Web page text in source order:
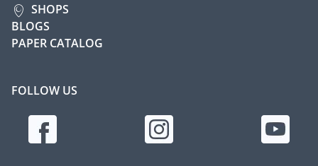
SHOPS
BLOGS
PAPER CATALOG
FOLLOW US